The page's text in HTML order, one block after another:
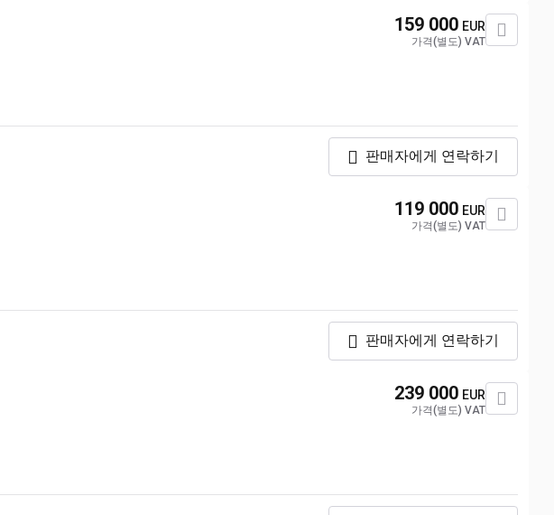
159 000 EUR
가격(별도) VAT
판매자에게 연락하기
119 000 EUR
가격(별도) VAT
판매자에게 연락하기
239 000 EUR
가격(별도) VAT